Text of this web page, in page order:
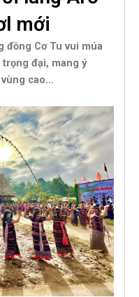
mới
đồng Cơ Tu vui múa
đại, mang ý
vùng cao…